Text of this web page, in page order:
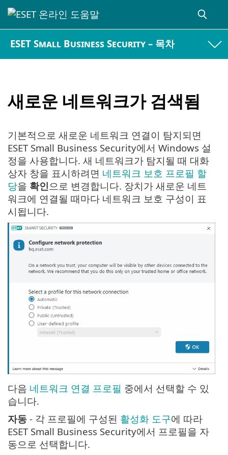
ESET Small Business Security – 목차
새로운 네트워크가 검색됨
기본적으로 새로운 네트워크 연결이 탐지되면
ESET Small Business Security에서 Windows 설
정을 사용합니다. 새 네트워크가 탐지될 때 대화
상자 창을 표시하려면 네트워크 보호 프로필 할
당을 확인으로 변경합니다. 장치가 새로운 네트
워크에 연결될 때마다 네트워크 보호 구성이 표
시됩니다.
다음 네트워크 연결 프로필 중에서 선택할 수 있
습니다.
자동 - 각 프로필에 구성된 활성화 도구에 따라
ESET Small Business Security에서 프로필을 자
동으로 선택합니다.